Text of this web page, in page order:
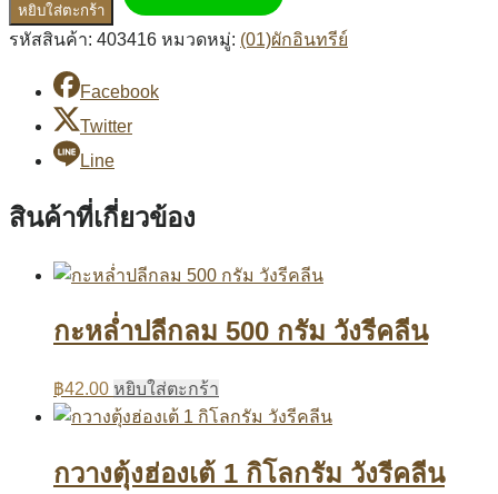
หยิบใส่ตะกร้า
รหัสสินค้า: 403416 หมวดหมู่: (01)ผักอินทรีย์
Facebook
Twitter
Line
สินค้าที่เกี่ยวข้อง
กะหล่ำปลีกลม 500 กรัม วังรีคลีน
฿42.00 หยิบใส่ตะกร้า
กวางตุ้งฮ่องเต้ 1 กิโลกรัม วังรีคลีน